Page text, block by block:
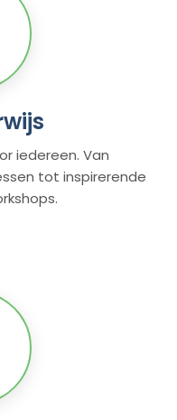
iedereen. Van
tot inspirerende